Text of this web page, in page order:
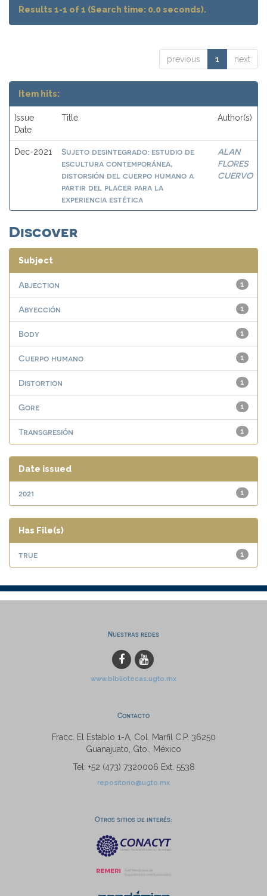
Results 1-1 of 1 (Search time: 0.0 seconds).
previous 1 next
Item hits:
Issue
Date
Title Author(s)
Dec-2021
Sujeto desintegrado: estudio de
escultura contemporánea,
distorsión del cuerpo humano a
partir del placer para la
experiencia estética
ALAN
FLORES
CUERVO
Discover
Subject
1
Abjection
1
Abyección
1
Body
1
Cuerpo humano
1
Distortion
1
Gore
1
Transgresión
Date issued
1
2021
Has File(s)
1
true
Nuestras redes
www.bibliotecas.ugto.mx
Contacto
Fracc. El Establo 1-A, Col. Marfil C.P. 36250
Guanajuato, Gto., México
Tel: +52 (473) 7320006 Ext. 5538
repositorio@ugto.mx
Otros sitios de interés: